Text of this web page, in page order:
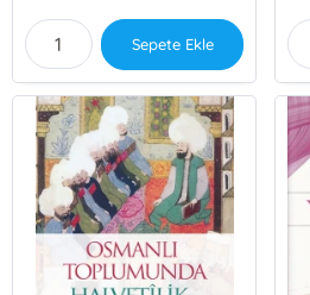
Sepete Ekle